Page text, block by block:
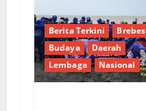
Berita Terkini
Brebes
Budaya
Daerah
Lembaga
Nasional